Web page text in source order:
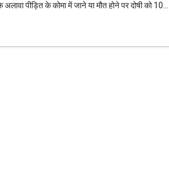
पीड़ित के कोमा में जाने या मौत होने पर दोषी को 10...